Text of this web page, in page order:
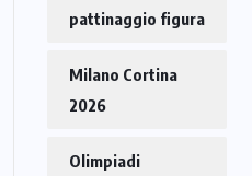
pattinaggio figura
Milano Cortina
2026
Olimpiadi